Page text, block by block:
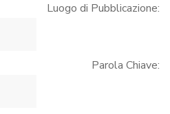
Luogo di Pubblicazione:
Parola Chiave: